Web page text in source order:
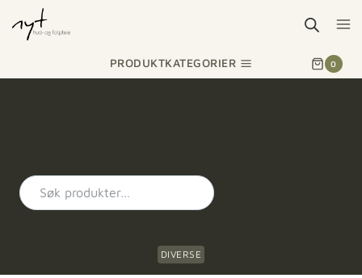
PRODUKTKATEGORIER 0
DIVERSE